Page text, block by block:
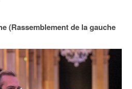
(Rassemblement de la gauche